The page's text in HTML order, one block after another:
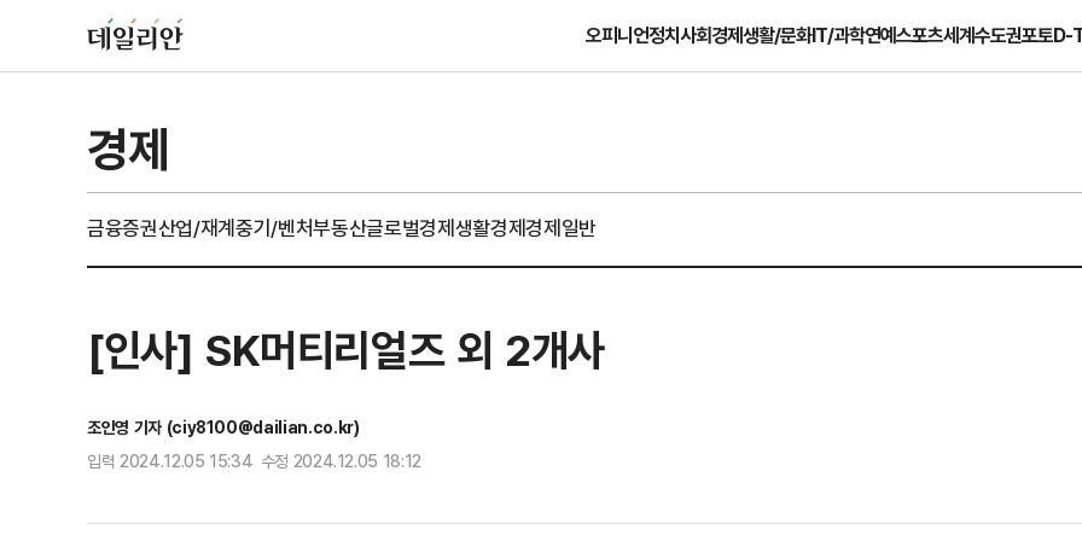
오피니언정치사회경제생활/문화IT/과학연예스포츠세계수도권포토D-
경제
금융증권산업/재계중기/벤처부동산글로벌경제생활경제경제일반
[인사] SK머티리얼즈 외 2개사
조인영 기자 (ciy8100@dailian.co.kr)
입력 2024.12.05 15:34 수정 2024.12.05 18:12